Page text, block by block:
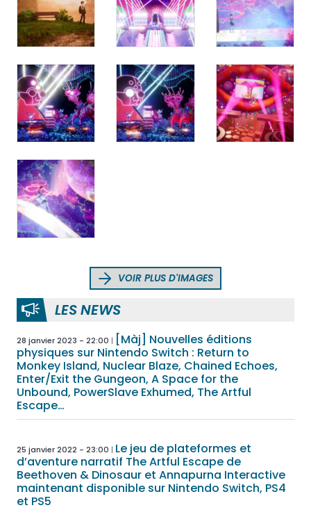
VOIR PLUS D'IMAGES
LES NEWS
28 janvier 2023 - 22:00
[Màj] Nouvelles éditions
physiques sur Nintendo Switch : Return to
Monkey Island, Nuclear Blaze, Chained Echoes,
Enter/Exit the Gungeon, A Space for the
Unbound, PowerSlave Exhumed, The Artful
Escape…
25 janvier 2022 - 23:00
Le jeu de plateformes et
d’aventure narratif The Artful Escape de
Beethoven & Dinosaur et Annapurna Interactive
maintenant disponible sur Nintendo Switch, PS4
et PS5